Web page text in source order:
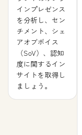
インプレゼンス
を分析し、セン
チメント、シェ
アオブボイス
（SoV）、認知
度に関するイン
サイトを取得し
ましょう。